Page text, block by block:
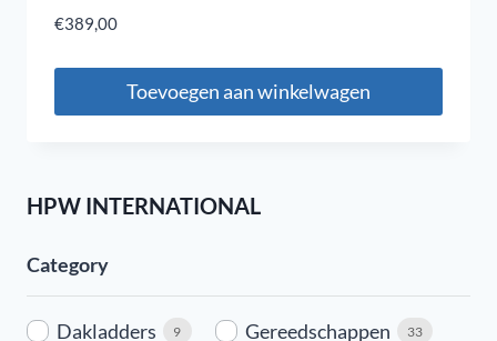
€389,00
Toevoegen aan winkelwagen
HPW INTERNATIONAL
Category
Dakladders 9 Gereedschappen 33